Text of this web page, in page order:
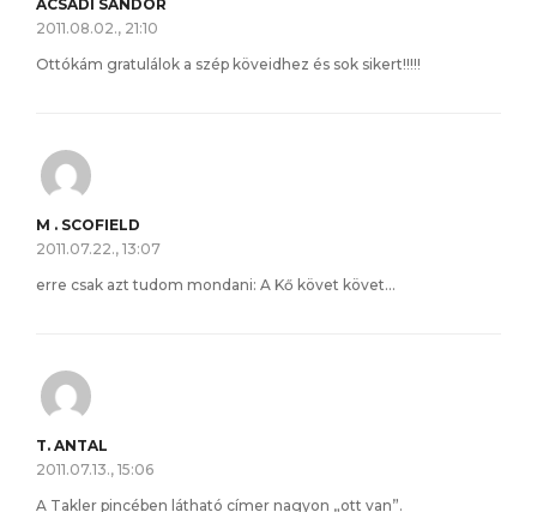
ACSÁDI SÁNDOR
2011.08.02., 21:10
Ottókám gratulálok a szép köveidhez és sok sikert!!!!!
M . SCOFIELD
2011.07.22., 13:07
erre csak azt tudom mondani: A Kő követ követ…
T. ANTAL
2011.07.13., 15:06
A Takler pincében látható címer nagyon „ott van”.